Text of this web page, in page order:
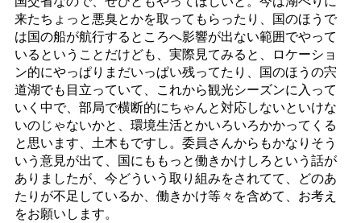
来たちょっと悪臭とかを取ってもらったり、国のほうで
は国の船が航行するところへ影響が出ない範囲でやって
いるということだけども、実際見てみると、ロケーショ
ン的にやっぱりまだいっぱい残ってたり、国のほうの宍
道湖でも目立っていて、これから観光シーズンに入って
いく中で、部局で横断的にちゃんと対応しないといけな
いのじゃないかと、環境生活とかいろいろかかってくる
と思います、土木もですし。委員さんからもかなりそう
いう意見が出て、国にももっと働きかけしろという話が
ありましたが、今どういう取り組みをされてて、どのあ
たりが不足しているか、働きかけ等々を含めて、お考え
をお願いします。